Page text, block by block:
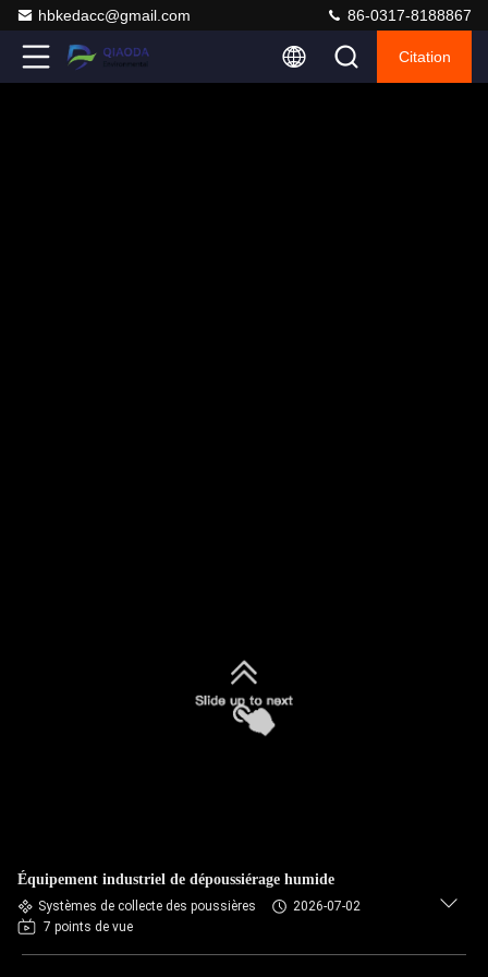
hbkedacc@gmail.com 86-0317-8188867
Citation
Équipement industriel de dépoussiérage humide
Systèmes de collecte des poussières
2026-07-02
7 points de vue